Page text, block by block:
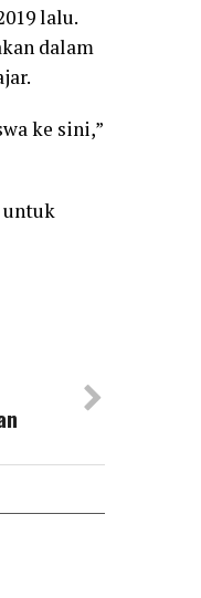
lalu.
dalam
ke sini,”
untuk